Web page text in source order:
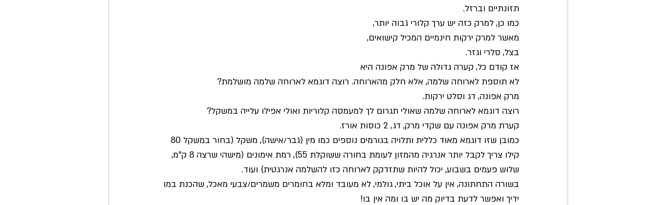
תזונתיים וברזל.
כמו כן, למרק כזה יש ערך קלורי גבוה יותר,
מאשר למרק ירקות חינמיים המכיל קישואים,
בצל, סלרי וגזר.
אז קודם כל, קערה גדולה של מרק אפונה היא
לא תוספת לארוחה שלמה, אלא חלק מהארוחה. רוצה דוגמא לארוחה שלמה מושלמת?
מרק אפונה, דג וסלט ירקות.
רוצה דוגמא לארוחה שלמה שאולי תגרום לך למעמסה קלוריות ואולי אפילו עלייה במשקל?
קערת מרק אפונה עם שקדי מרק, דג, 2 כוסות אורז.
קילו צריך לקבל יותר אנרגיה מהמזון לעומת בחורה ששוקלת 55), רמת אימונים (מישהי שרצה 8 ק"מ,
שלוש פעמים בשבוע, יכול להיות שתזדקק לארוחה כזו להשלמה אנרגטית) ועוד.
בשורה התחתונה, אין על אוכל ביתי, גולמי, לא מעובד ומלא בחומרים משמרים/צבעי מאכל, שהכנת במו
ידיך ואפשר לדעת בדיוק מה יש בו ומה אין בו!